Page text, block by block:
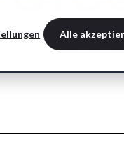
Alle
April 15, 2013 -